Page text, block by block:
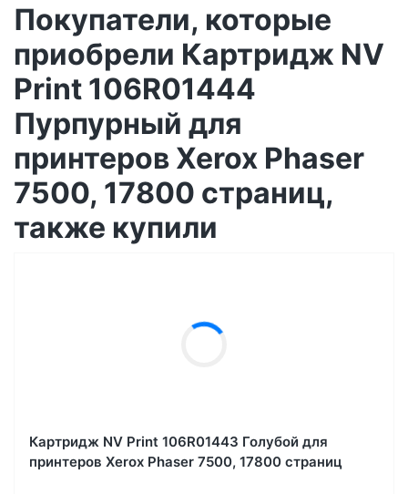
Покупатели, которые
приобрели Картридж NV
Print 106R01444
Пурпурный для
принтеров Xerox Phaser
7500, 17800 страниц,
также купили
Картридж NV Print 106R01443 Голубой для
принтеров Xerox Phaser 7500, 17800 страниц